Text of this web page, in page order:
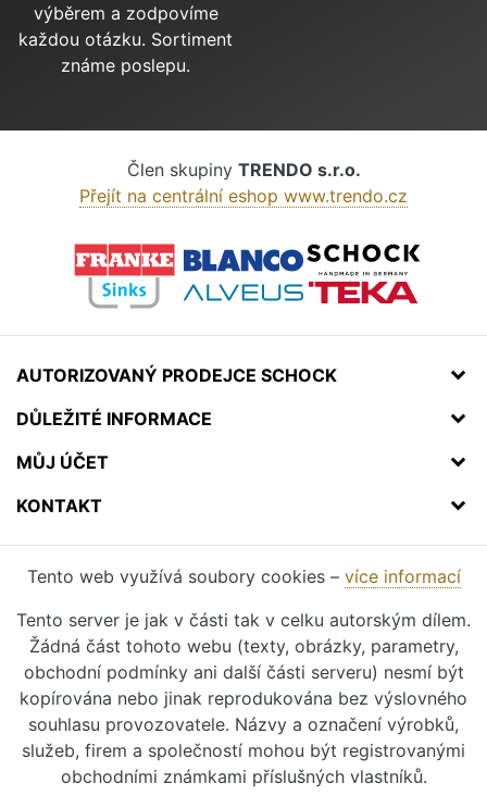
výběrem a zodpovíme
každou otázku. Sortiment
známe poslepu.
Člen skupiny TRENDO s.r.o.
Přejít na centrální eshop www.trendo.cz
AUTORIZOVANÝ PRODEJCE SCHOCK
DŮLEŽITÉ INFORMACE
MŮJ ÚČET
KONTAKT
Tento web využívá soubory cookies – více informací
Tento server je jak v části tak v celku autorským dílem.
Žádná část tohoto webu (texty, obrázky, parametry,
obchodní podmínky ani další části serveru) nesmí být
kopírována nebo jinak reprodukována bez výslovného
souhlasu provozovatele. Názvy a označení výrobků,
služeb, firem a společností mohou být registrovanými
obchodními známkami příslušných vlastníků.